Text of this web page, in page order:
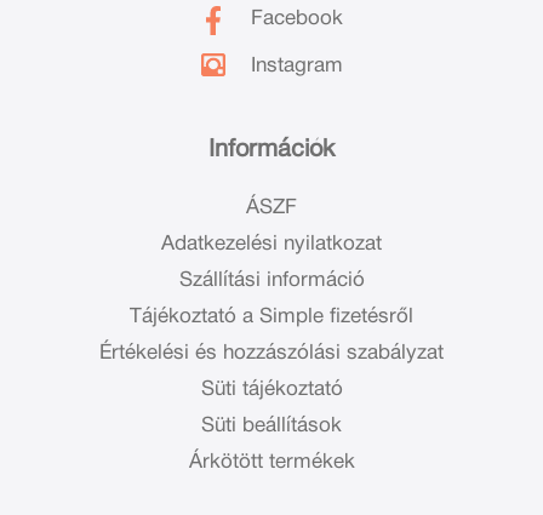
Információk
ÁSZF
Adatkezelési nyilatkozat
Szállítási információ
Tájékoztató a Simple fizetésről
Értékelési és hozzászólási szabályzat
Süti tájékoztató
Süti beállítások
Árkötött termékek
Facebook
Instagram